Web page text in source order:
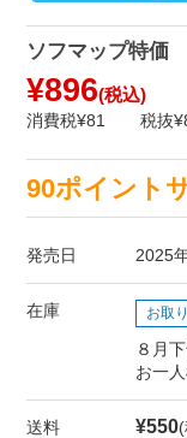
ソフマップ特価
¥896(税込)
消費税¥81 税抜
90ポイント
発売日 2025
在庫 お取
８月
お一
送料 ¥550